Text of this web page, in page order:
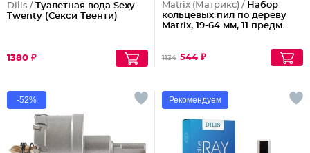
Dilis / Туалетная вода Sexy
Twenty (Секси Твенти)
1380 ₽
Matrix (Матрикс) / Набор
кольцевых пил по дереву
Matrix, 19-64 мм, 11 предм.
1134 544 ₽
-52% Рекомендуем